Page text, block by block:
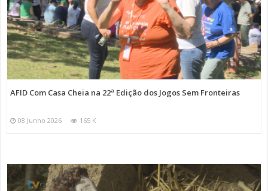
AFID Com Casa Cheia na 22ª Edição dos Jogos Sem Fronteiras
08 Junho 2026 165 K